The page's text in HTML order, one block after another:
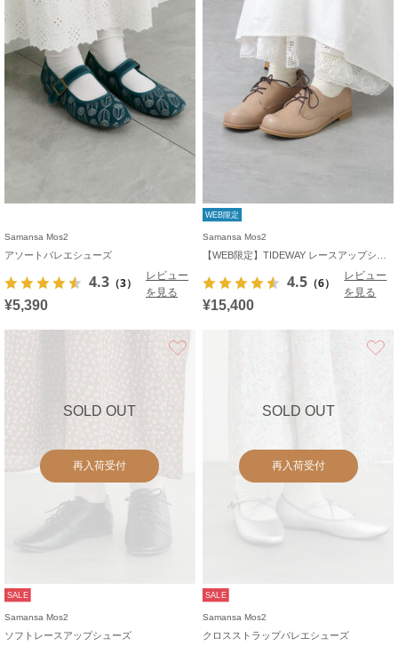
Samansa Mos2
アソートバレエシューズ
4.3 （3）
レビュー
を見る
¥5,390
WEB限定
Samansa Mos2
4.5 （6）
レビュー
を見る
¥15,400
SOLD OUT
再入荷受付
SALE
Samansa Mos2
ソフトレースアップシューズ
SOLD OUT
再入荷受付
SALE
Samansa Mos2
クロスストラップバレエシューズ